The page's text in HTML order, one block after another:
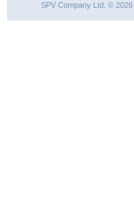
SPV Company Ltd. © 2026